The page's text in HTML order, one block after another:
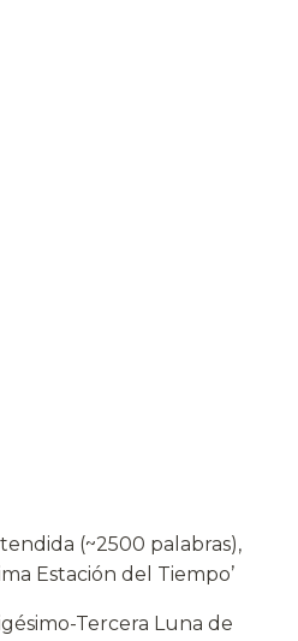
(~2500 palabras),
Estación del Tiempo’
Tercera Luna de